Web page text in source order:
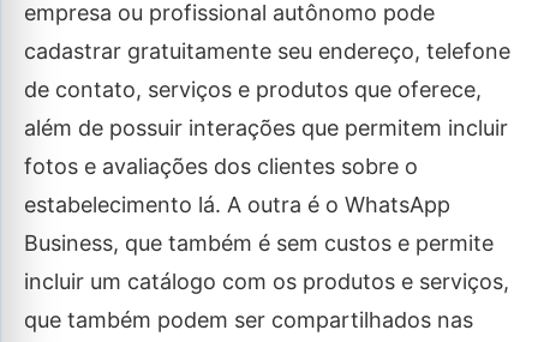
empresa ou profissional autônomo pode
cadastrar gratuitamente seu endereço, telefone
de contato, serviços e produtos que oferece,
além de possuir interações que permitem incluir
fotos e avaliações dos clientes sobre o
estabelecimento lá. A outra é o WhatsApp
Business, que também é sem custos e permite
incluir um catálogo com os produtos e serviços,
que também podem ser compartilhados nas